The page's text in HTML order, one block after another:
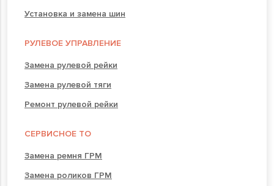
Установка и замена шин
РУЛЕВОЕ УПРАВЛЕНИЕ
Замена рулевой рейки
Замена рулевой тяги
Ремонт рулевой рейки
СЕРВИСНОЕ ТО
Замена ремня ГРМ
Замена роликов ГРМ